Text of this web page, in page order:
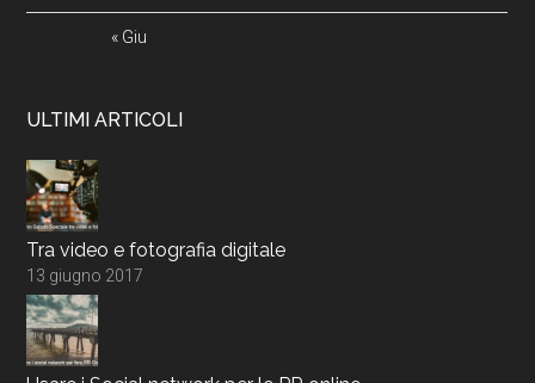
« Giu
ULTIMI ARTICOLI
Tra video e fotografia digitale
13 giugno 2017